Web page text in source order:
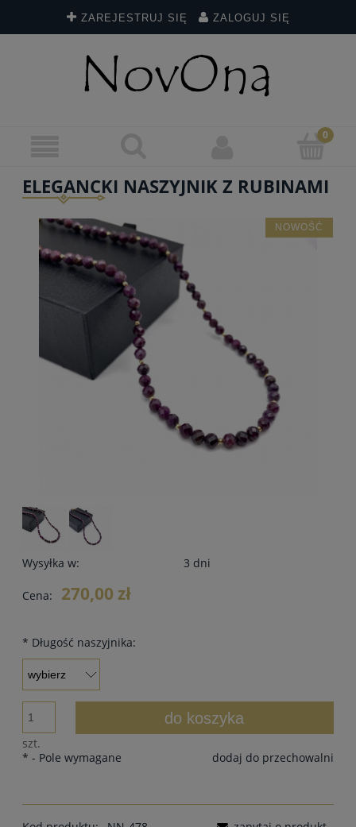
ZAREJESTRUJ SIĘ ZALOGUJ SIĘ
ELEGANCKI NASZYJNIK Z RUBINAMI
NOWOŚĆ
Wysyłka w: 3 dni
Cena: 270,00 zł
* Długość naszyjnika:
szt.
do koszyka
dodaj do przechowalni
* - Pole wymagane